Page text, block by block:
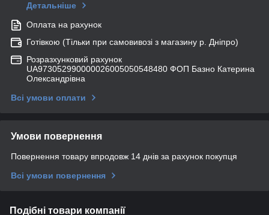
Детальніше
Оплата на рахунок
Готівкою (Тільки при самовивозі з магазину р. Дніпро)
Розразхунковий рахунок
UA973052990000026005050548480 ФОП Базно Катерина
Олександрівна
Всі умови оплати
Умови повернення
Повернення товару впродовж 14 днів за рахунок покупця
Всі умови повернення
Подібні товари компанії